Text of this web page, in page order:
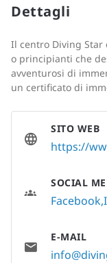
Dettagli
Il centro Diving
o principianti che
avventurosi di
un certificato di
SITO WEB
https://
SOCIAL
Facebook
E-MAIL